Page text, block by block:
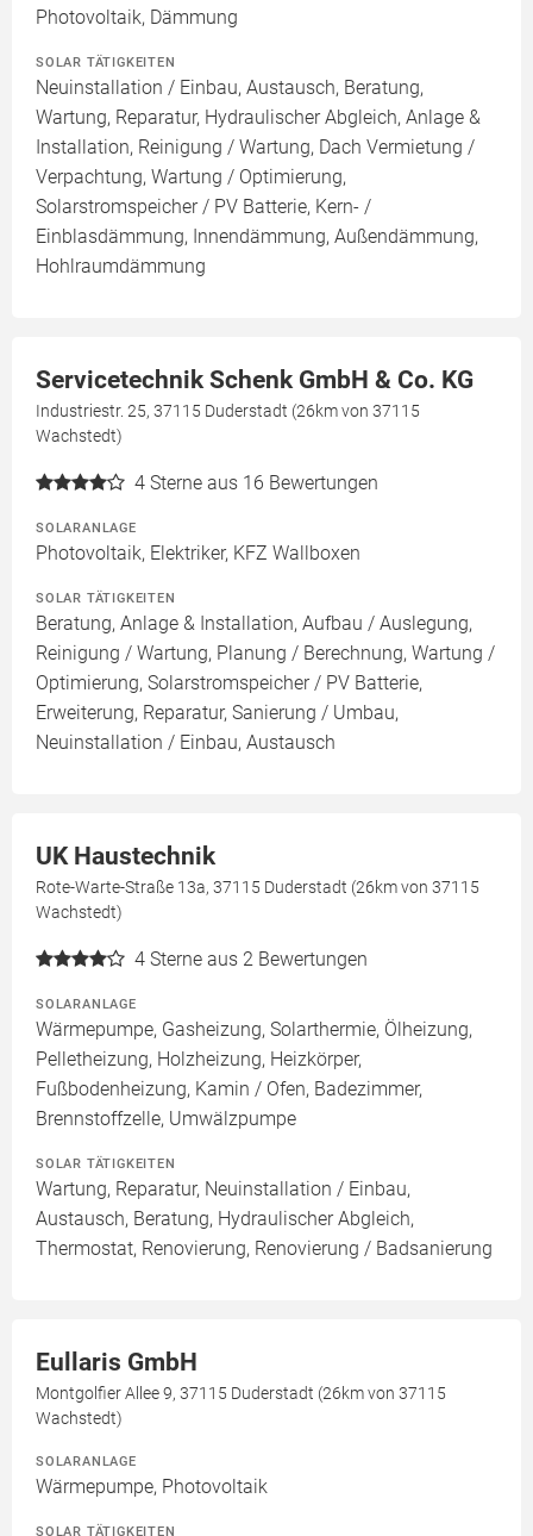
Photovoltaik, Dämmung
SOLAR TÄTIGKEITEN
Neuinstallation / Einbau, Austausch, Beratung,
Wartung, Reparatur, Hydraulischer Abgleich, Anlage &
Installation, Reinigung / Wartung, Dach Vermietung /
Verpachtung, Wartung / Optimierung,
Solarstromspeicher / PV Batterie, Kern- /
Einblasdämmung, Innendämmung, Außendämmung,
Hohlraumdämmung
Servicetechnik Schenk GmbH & Co. KG
Industriestr. 25, 37115 Duderstadt (26km von 37115
Wachstedt)
4 Sterne aus 16 Bewertungen
SOLARANLAGE
Photovoltaik, Elektriker, KFZ Wallboxen
SOLAR TÄTIGKEITEN
Beratung, Anlage & Installation, Aufbau / Auslegung,
Reinigung / Wartung, Planung / Berechnung, Wartung /
Optimierung, Solarstromspeicher / PV Batterie,
Erweiterung, Reparatur, Sanierung / Umbau,
Neuinstallation / Einbau, Austausch
UK Haustechnik
Rote-Warte-Straße 13a, 37115 Duderstadt (26km von 37115
Wachstedt)
4 Sterne aus 2 Bewertungen
SOLARANLAGE
Wärmepumpe, Gasheizung, Solarthermie, Ölheizung,
Pelletheizung, Holzheizung, Heizkörper,
Fußbodenheizung, Kamin / Ofen, Badezimmer,
Brennstoffzelle, Umwälzpumpe
SOLAR TÄTIGKEITEN
Wartung, Reparatur, Neuinstallation / Einbau,
Austausch, Beratung, Hydraulischer Abgleich,
Thermostat, Renovierung, Renovierung / Badsanierung
Eullaris GmbH
Montgolfier Allee 9, 37115 Duderstadt (26km von 37115
Wachstedt)
SOLARANLAGE
Wärmepumpe, Photovoltaik
SOLAR TÄTIGKEITEN